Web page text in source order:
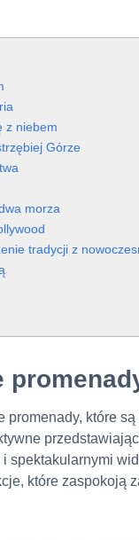
z niebem
Górze
morza
tradycji z
promenady, które
spektakularnymi
które zaspokoją